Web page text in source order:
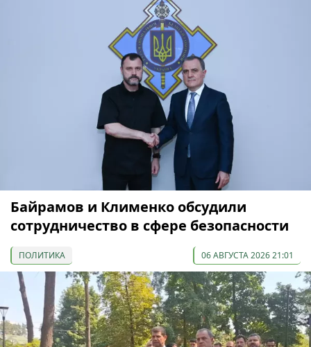
Байрамов и Клименко обсудили
сотрудничество в сфере безопасности
ПОЛИТИКА 06 АВГУСТА 2026 21:01